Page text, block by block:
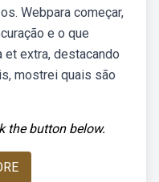
Webpara começar,
e o que
et extra, destacando
mostrei quais são
the button below.